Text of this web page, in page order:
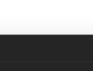
trainieren deine
Der